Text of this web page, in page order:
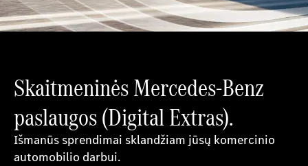
Skaitmeninės Mercedes-Benz
paslaugos (Digital Extras).
Išmanūs sprendimai sklandžiam jūsų komercinio
automobilio darbui.